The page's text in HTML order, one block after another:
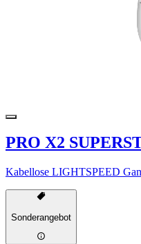
PRO X2
Kabellose LIGHTSPEED
Sonderangebot